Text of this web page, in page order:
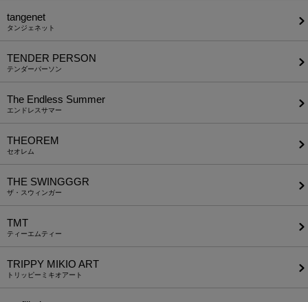
tangenet
タンジェネット
TENDER PERSON
テンダーパーソン
The Endless Summer
エンドレスサマー
THEOREM
セオレム
THE SWINGGGR
ザ・スウィンガー
TMT
ティーエムティー
TRIPPY MIKIO ART
トリッピーミキオアート